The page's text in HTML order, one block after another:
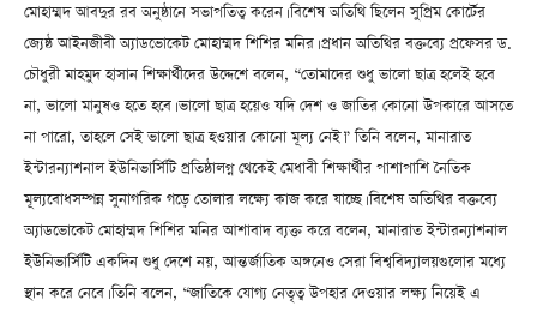
মোহাম্মদ আবদুর রব অনুষ্ঠানে সভাপতিত্ব করেন। বিশেষ অতিথি ছিলেন সুপ্রিম কোর্টের
জ্যেষ্ঠ আইনজীবী অ্যাডভোকেট মোহাম্মদ শিশির মনির। প্রধান অতিথির বক্তব্যে প্রফেসর ড.
চৌধুরী মাহমুদ হাসান শিক্ষার্থীদের উদ্দেশে বলেন, “তোমাদের শুধু ভালো ছাত্র হলেই হবে
না, ভালো মানুষও হতে হবে। ভালো ছাত্র হয়েও যদি দেশ ও জাতির কোনো উপকারে আসতে
না পারো, তাহলে সেই ভালো ছাত্র হওয়ার কোনো মূল্য নেই।” তিনি বলেন, মানারাত
ইন্টারন্যাশনাল ইউনিভার্সিটি প্রতিষ্ঠালগ্ন থেকেই মেধাবী শিক্ষার্থীর পাশাপাশি নৈতিক
মূল্যবোধসম্পন্ন সুনাগরিক গড়ে তোলার লক্ষ্যে কাজ করে যাচ্ছে। বিশেষ অতিথির বক্তব্যে
অ্যাডভোকেট মোহাম্মদ শিশির মনির আশাবাদ ব্যক্ত করে বলেন, মানারাত ইন্টারন্যাশনাল
ইউনিভার্সিটি একদিন শুধু দেশে নয়, আন্তর্জাতিক অঙ্গনেও সেরা বিশ্ববিদ্যালয়গুলোর মধ্যে
স্থান করে নেবে। তিনি বলেন, “জাতিকে যোগ্য নেতৃত্ব উপহার দেওয়ার লক্ষ্য নিয়েই এ